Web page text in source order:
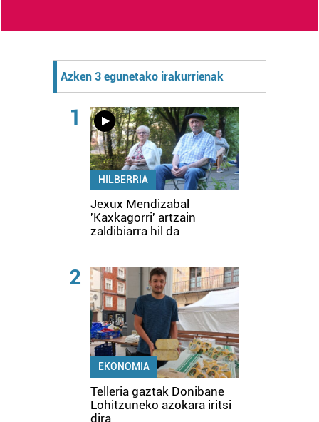
Azken 3 egunetako irakurrienak
1
HILBERRIA
Jexux Mendizabal
'Kaxkagorri' artzain
zaldibiarra hil da
2
EKONOMIA
Telleria gaztak Donibane
Lohitzuneko azokara iritsi
dira